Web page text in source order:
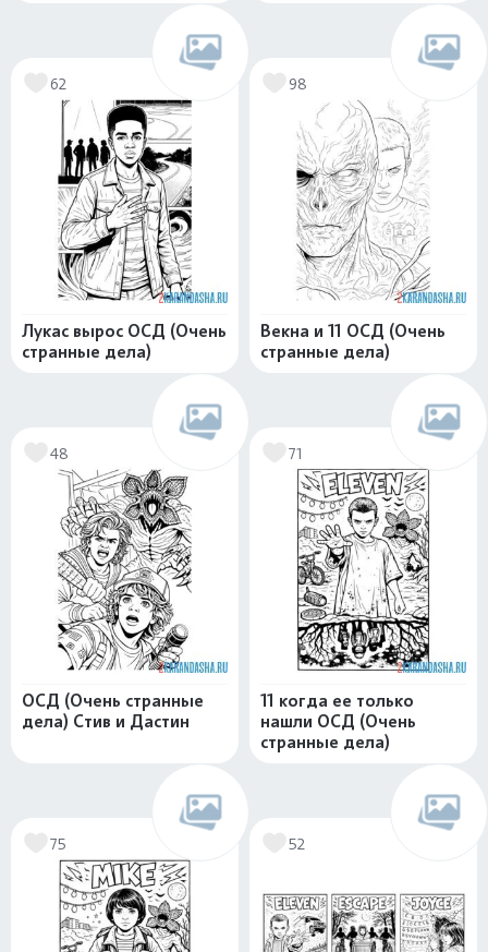
62
Лукас вырос ОСД (Очень
странные дела)
98
Векна и 11 ОСД (Очень
странные дела)
48
ОСД (Очень странные
дела) Стив и Дастин
71
11 когда ее только
нашли ОСД (Очень
странные дела)
75 52